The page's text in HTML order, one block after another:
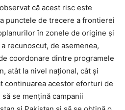
că acest risc este
punctele de trecere a frontierei
în zonele de origine și
recunoscut, de asemenea,
coordonare dintre programele
atât la nivel național, cât și
continuarea acestor eforturi de
se mențină campanii